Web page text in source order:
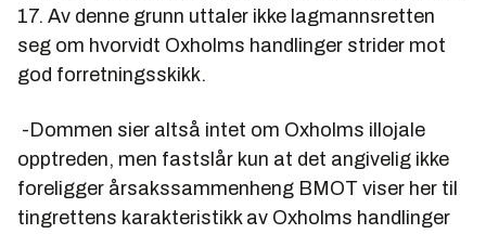
17. Av denne grunn uttaler ikke lagmannsretten
seg om hvorvidt Oxholms handlinger strider mot
god forretningsskikk.
-Dommen sier altså intet om Oxholms illojale
opptreden, men fastslår kun at det angivelig ikke
foreligger årsakssammenheng BMOT viser her til
tingrettens karakteristikk av Oxholms handlinger